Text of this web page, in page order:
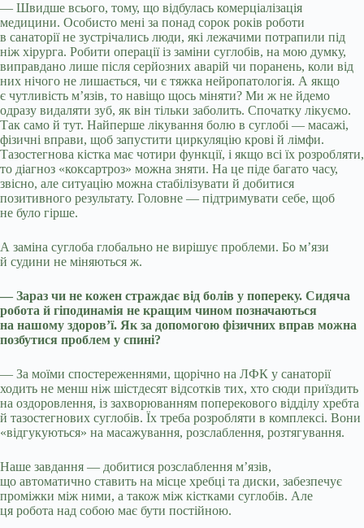
— Швидше всього, тому, що відбулась комерціалізація
медицини. Особисто мені за понад сорок років роботи
в санаторії не зустрічались люди, які лежачими потрапили під
ніж хірурга. Робити операції із заміни суглобів, на мою думку,
виправдано лише після серйозних аварій чи поранень, коли від
них нічого не лишається, чи є тяжка нейропатологія. А якщо
є чутливість м’язів, то навіщо щось міняти? Ми ж не йдемо
одразу видаляти зуб, як він тільки заболить. Спочатку лікуємо.
Так само й тут. Найперше лікування болю в суглобі — масажі,
фізичні вправи, щоб запустити циркуляцію крові й лімфи.
Тазостегнова кістка має чотири функції, і якщо всі їх розробляти,
то діагноз «коксартроз» можна зняти. На це піде багато часу,
звісно, але ситуацію можна стабілізувати й добитися
позитивного результату. Головне — підтримувати себе, щоб
не було гірше.
А заміна суглоба глобально не вирішує проблеми. Бо м’язи
й судини не міняються ж.
— Зараз чи не кожен страждає від болів у попереку. Сидяча
робота й гіподинамія не кращим чином позначаються
на нашому здоров’ї. Як за допомогою фізичних вправ можна
позбутися проблем у спині?
— За моїми спостереженнями, щорічно на ЛФК у санаторії
ходить не менш ніж шістдесят відсотків тих, хто сюди приїздить
на оздоровлення, із захворюванням поперекового відділу хребта
й тазостегнових суглобів. Їх треба розробляти в комплексі. Вони
«відгукуються» на масажування, розслаблення, розтягування.
Наше завдання — добитися розслаблення м’язів,
що автоматично ставить на місце хребці та диски, забезпечує
проміжки між ними, а також між кістками суглобів. Але
ця робота над собою має бути постійною.